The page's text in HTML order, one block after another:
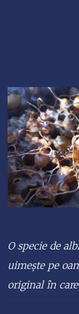
O specie de
uimește pe
original în